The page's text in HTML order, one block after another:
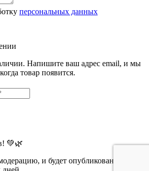
персональных данных
Напишите ваш адрес email, и мы
товар появится.
💚🌿
и будет опубликован на сайте